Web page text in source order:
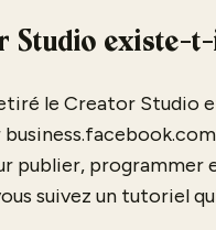
Studio existe-
le Creator Studio
publier, programmer
suivez un tutoriel